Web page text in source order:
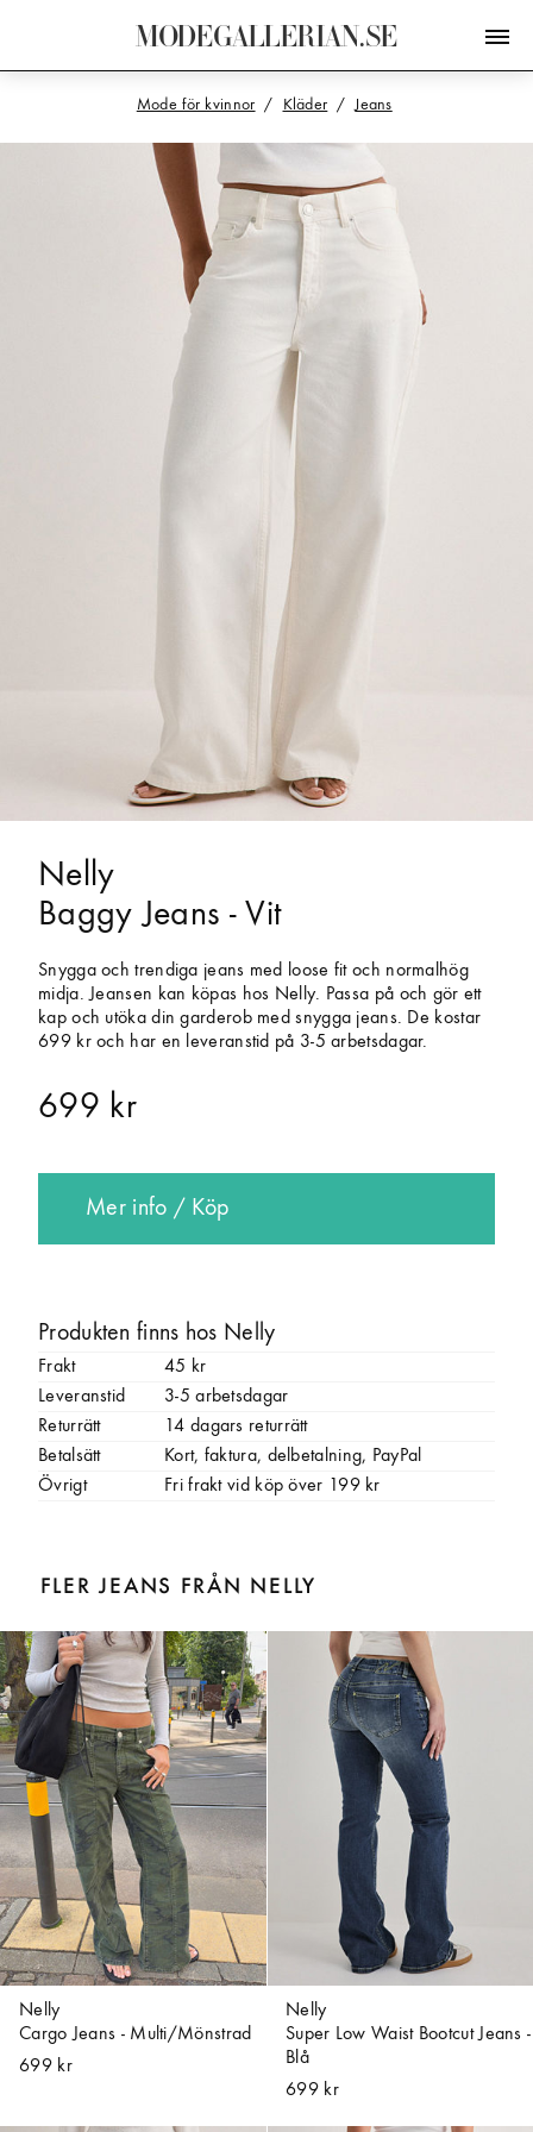
MODEGALLERIAN.SE
Mode för kvinnor Kläder Jeans
Nelly
Baggy Jeans - Vit
Snygga och trendiga jeans med loose fit och normalhög
midja. Jeansen kan köpas hos Nelly. Passa på och gör ett
kap och utöka din garderob med snygga jeans. De kostar
699 kr och har en leveranstid på 3-5 arbetsdagar.
699 kr
Mer info / Köp
Produkten finns hos Nelly
Frakt
45 kr
Leveranstid
3-5 arbetsdagar
Returrätt
14 dagars returrätt
Betalsätt
Kort, faktura, delbetalning, PayPal
Övrigt
Fri frakt vid köp över 199 kr
FLER JEANS FRÅN NELLY
Nelly
Cargo Jeans - Multi/Mönstrad
699 kr
Nelly
Super Low Waist Bootcut Jeans -
Blå
699 kr